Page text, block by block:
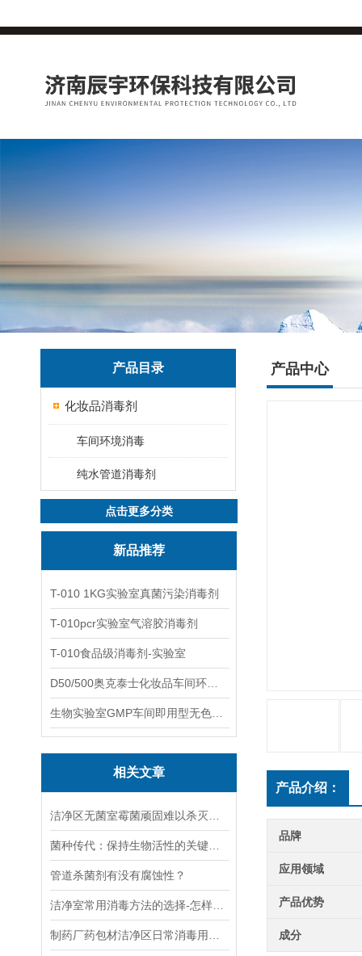
产品目录
化妆品消毒剂
车间环境消毒
纯水管道消毒剂
点击更多分类
新品推荐
T-010 1KG实验室真菌污染消毒剂
T-010pcr实验室气溶胶消毒剂
T-010食品级消毒剂-实验室
相关文章
管道杀菌剂有没有腐蚀性？
产品中心
产品介绍：
品牌
应用领域
产品优势
成分